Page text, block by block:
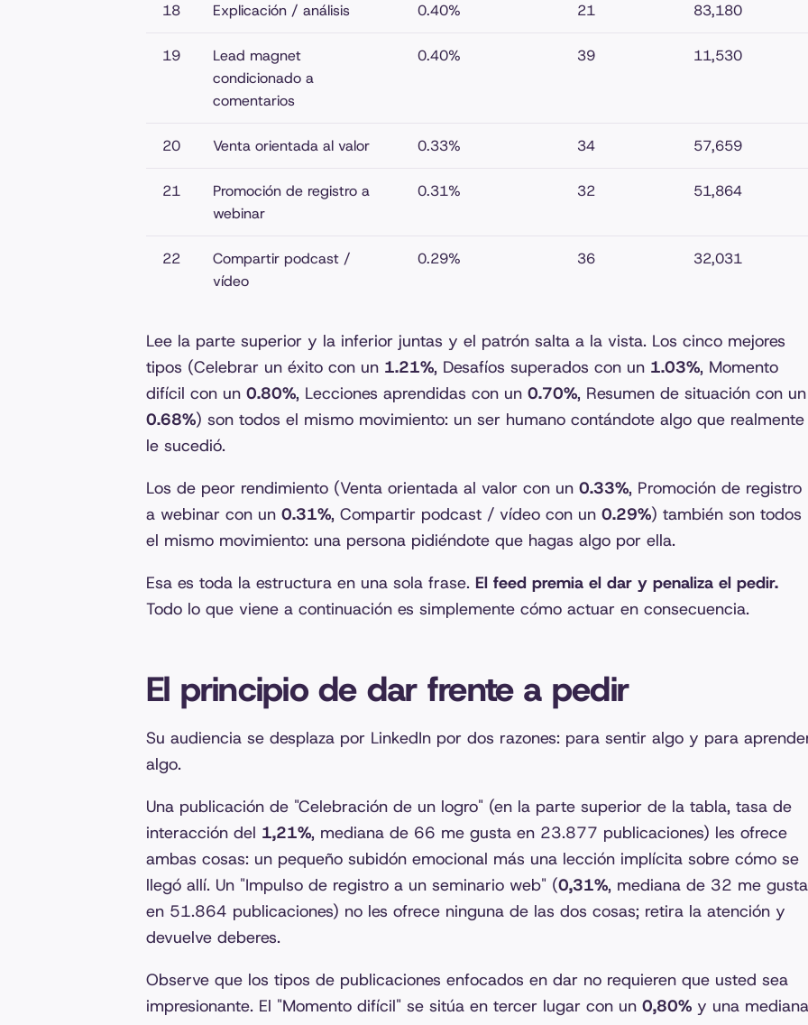
18 Explicación / análisis 0.40% 21 83,180
19
Lead magnet
condicionado a
comentarios
0.40% 39 11,530
20 Venta orientada al valor 0.33% 34 57,659
21
Promoción de registro a
webinar
0.31% 32 51,864
22
Compartir podcast /
vídeo
0.29% 36 32,031
Lee la parte superior y la inferior juntas y el patrón salta a la vista. Los cinco mejores
tipos (Celebrar un éxito con un 1.21%, Desafíos superados con un 1.03%, Momento
difícil con un 0.80%, Lecciones aprendidas con un 0.70%, Resumen de situación con un
0.68%) son todos el mismo movimiento: un ser humano contándote algo que realmente
le sucedió.
Los de peor rendimiento (Venta orientada al valor con un 0.33%, Promoción de registro
a webinar con un 0.31%, Compartir podcast / vídeo con un 0.29%) también son todos
el mismo movimiento: una persona pidiéndote que hagas algo por ella.
Esa es toda la estructura en una sola frase. El feed premia el dar y penaliza el pedir.
Todo lo que viene a continuación es simplemente cómo actuar en consecuencia.
El principio de dar frente a pedir
Su audiencia se desplaza por LinkedIn por dos razones: para sentir algo y para
algo.
Una publicación de "Celebración de un logro" (en la parte superior de la tabla, tasa de
interacción del 1,21%, mediana de 66 me gusta en 23.877 publicaciones) les ofrece
ambas cosas: un pequeño subidón emocional más una lección implícita sobre cómo se
llegó allí. Un "Impulso de registro a un seminario web" (0,31%, mediana de 32 me gusta
en 51.864 publicaciones) no les ofrece ninguna de las dos cosas; retira la atención y
devuelve deberes.
Observe que los tipos de publicaciones enfocados en dar no requieren que usted sea
impresionante. El "Momento difícil" se sitúa en tercer lugar con un 0,80% y una mediana